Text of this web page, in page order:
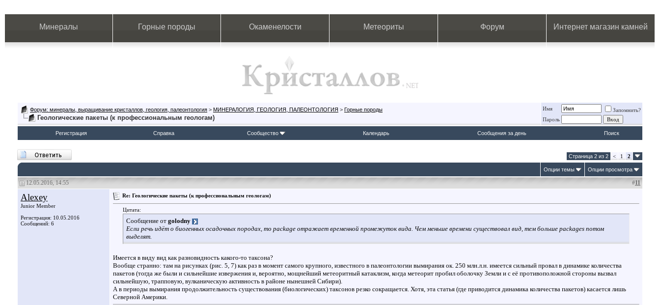
Минералы Горные породы Окаменелости Метеориты Форум Интернет магазин камней
Форум: минералы, выращивание кристаллов, геология, палеонтология > МИНЕРАЛОГИЯ, ГЕОЛОГИЯ, ПАЛЕОНТОЛОГИЯ > Горные породы
Геологические пакеты (к профессиональным геологам)
Имя
Запомнить?
Пароль
Регистрация Справка Сообщество Календарь Сообщения за день Поиск
Страница 2 из 2 < 1 2
Опции темы Опции просмотра
12.05.2016, 14:55 #11
Alexey
Junior Member
Регистрация: 10.05.2016
Сообщений: 6
Re: Геологические пакеты (к профессиональным геологам)
Цитата:
Сообщение от golodny
Если речь идёт о биогенных осадочных породах, то package отражает временной промежуток вида. Чем меньше времени существовал вид, тем больше packages потом
выделят.
Имеется в виду вид как разновидность какого-то таксона?
Вообще странно: там на рисунках (рис. 5, 7) как раз в момент самого крупного, известного в палеонтологии вымирания ок. 250 млн.л.н. имеется сильный провал в динамике количества
пакетов (тогда же были и сильнейшие извержения и, вероятно, мощнейший метеоритный катаклизм, когда метеорит пробил оболочку Земли и с её противоположной стороны вызвал
сильнейшую, трапповую, вулканическую активность в районе нынешней Сибири).
А в периоды вымирания продолжительность существования (биологических) таксонов резко сокращается. Хотя, эта статья (где приводится динамика количества пакетов) касается лишь
Северной Америки.